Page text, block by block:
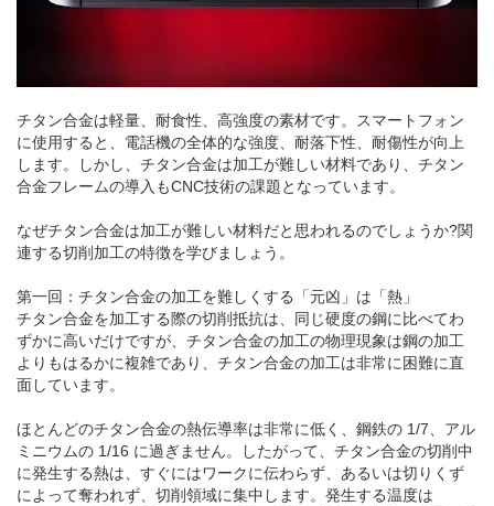
チタン合金は軽量、耐食性、高強度の素材です。スマートフォン
に使用すると、電話機の全体的な強度、耐落下性、耐傷性が向上
します。しかし、チタン合金は加工が難しい材料であり、チタン
合金フレームの導入もCNC技術の課題となっています。
なぜチタン合金は加工が難しい材料だと思われるのでしょうか?関
連する切削加工の特徴を学びましょう。
第一回：チタン合金の加工を難しくする「元凶」は「熱」
チタン合金を加工する際の切削抵抗は、同じ硬度の鋼に比べてわ
ずかに高いだけですが、チタン合金の加工の物理現象は鋼の加工
よりもはるかに複雑であり、チタン合金の加工は非常に困難に直
面しています。
ほとんどのチタン合金の熱伝導率は非常に低く、鋼鉄の 1/7、アル
ミニウムの 1/16 に過ぎません。したがって、チタン合金の切削中
に発生する熱は、すぐにはワークに伝わらず、あるいは切りくず
によって奪われず、切削領域に集中します。発生する温度は